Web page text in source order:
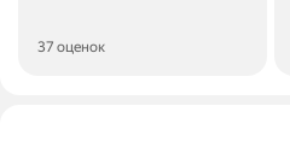
37 оценок